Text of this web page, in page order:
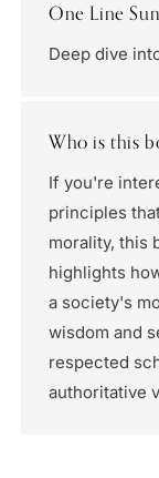
One Line
Deep dive
Who is this
If you're
principles
morality, this
highlights
a society's
wisdom and
respected
authoritative